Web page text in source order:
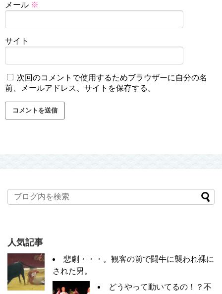
メール ※
サイト
次回のコメントで使用するためブラウザーに自分の名
前、メールアドレス、サイトを保存する。
人気記事
悲劇・・・。観客の前で闘牛に襲われ裸に
された男。
どうやって動いてるの！？不